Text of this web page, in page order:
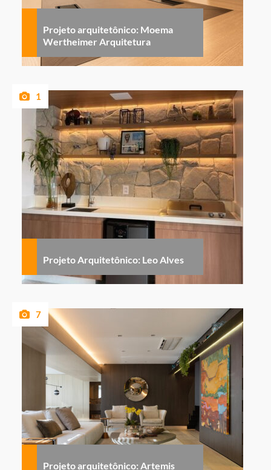
Projeto arquitetônico: Moema
Wertheimer Arquitetura
1
Projeto Arquitetônico: Leo Alves
7
Projeto arquitetônico: Artemis